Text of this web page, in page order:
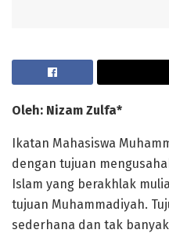
Oleh: Nizam Zulfa*
Ikatan Mahasiswa
dengan tujuan
Islam yang berakhlak
tujuan Muhammadiyah.
sederhana dan tak